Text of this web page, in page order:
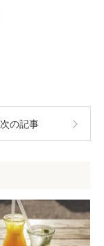
次の記事